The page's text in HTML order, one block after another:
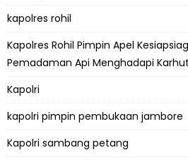
kapolres rohil
Kapolres Rohil Pimpin Apel
Pemadaman Api Menghadapi
Kapolri
kapolri pimpin pembukaan jambore
Kapolri sambang petang